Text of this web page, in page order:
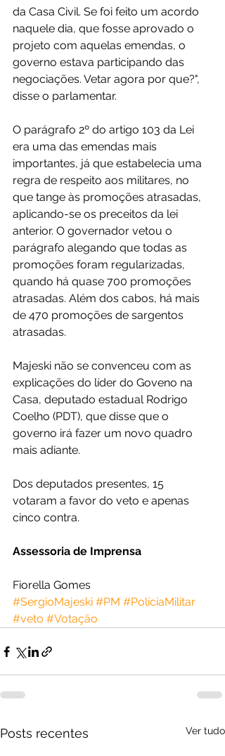
da Casa Civil. Se foi feito um acordo
naquele dia, que fosse aprovado o
projeto com aquelas emendas, o
governo estava participando das
negociações. Vetar agora por que?",
disse o parlamentar.
O parágrafo 2º do artigo 103 da Lei
era uma das emendas mais
importantes, já que estabelecia uma
regra de respeito aos militares, no
que tange às promoções atrasadas,
aplicando-se os preceitos da lei
anterior. O governador vetou o
parágrafo alegando que todas as
promoções foram regularizadas,
quando há quase 700 promoções
atrasadas. Além dos cabos, há mais
de 470 promoções de sargentos
atrasadas.
Majeski não se convenceu com as
explicações do líder do Goveno na
Casa, deputado estadual Rodrigo
Coelho (PDT), que disse que o
governo irá fazer um novo quadro
mais adiante.
Dos deputados presentes, 15
votaram a favor do veto e apenas
cinco contra.
Assessoria de Imprensa
Fiorella Gomes
#SergioMajeski #PM #PolíciaMilitar
#veto #Votação
Posts recentes Ver tudo